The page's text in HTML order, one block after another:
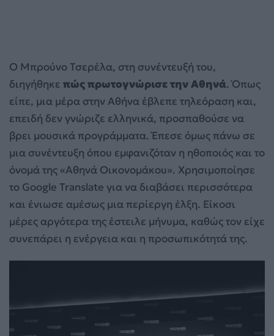
Ο Μπρούνο Τσερέλα, στη συνέντευξή του,
διηγήθηκε πώς πρωτογνώρισε την Αθηνά. Όπως
είπε, μια μέρα στην Αθήνα έβλεπε τηλεόραση και,
επειδή δεν γνώριζε ελληνικά, προσπαθούσε να
βρει μουσικά προγράμματα. Έπεσε όμως πάνω σε
μια συνέντευξη όπου εμφανιζόταν η ηθοποιός και το
όνομά της «Αθηνά Οικονομάκου». Χρησιμοποίησε
το Google Translate για να διαβάσει περισσότερα
και ένιωσε αμέσως μια περίεργη έλξη. Είκοσι
μέρες αργότερα της έστειλε μήνυμα, καθώς τον είχε
συνεπάρει η ενέργεια και η προσωπικότητά της.